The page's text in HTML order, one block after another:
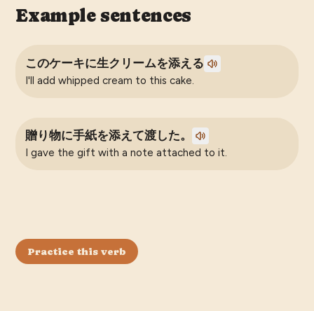
Example sentences
このケーキに生クリームを添える
I'll add whipped cream to this cake.
贈り物に手紙を添えて渡した。
I gave the gift with a note attached to it.
Practice this verb